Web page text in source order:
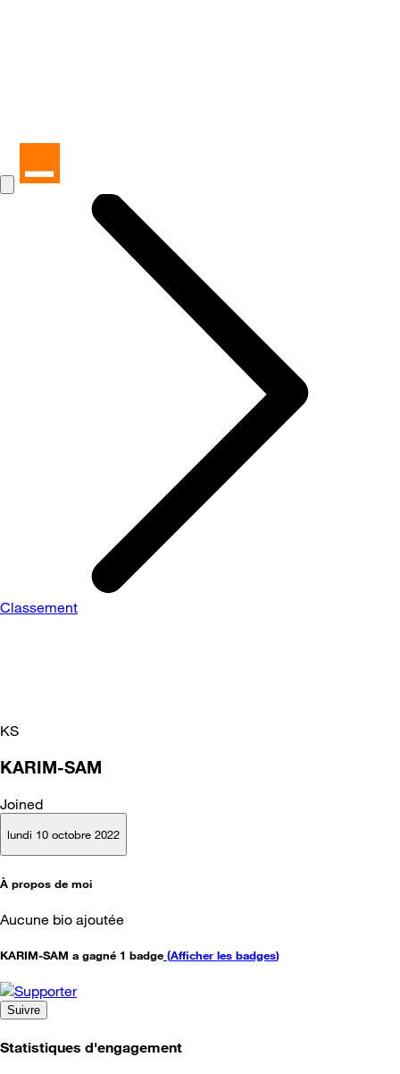
Classement
KS
KARIM-SAM
Joined
lundi 10 octobre 2022
À propos de moi
Aucune bio ajoutée
KARIM-SAM a gagné 1 badge (Afficher les badges)
Suivre
Statistiques d'engagement